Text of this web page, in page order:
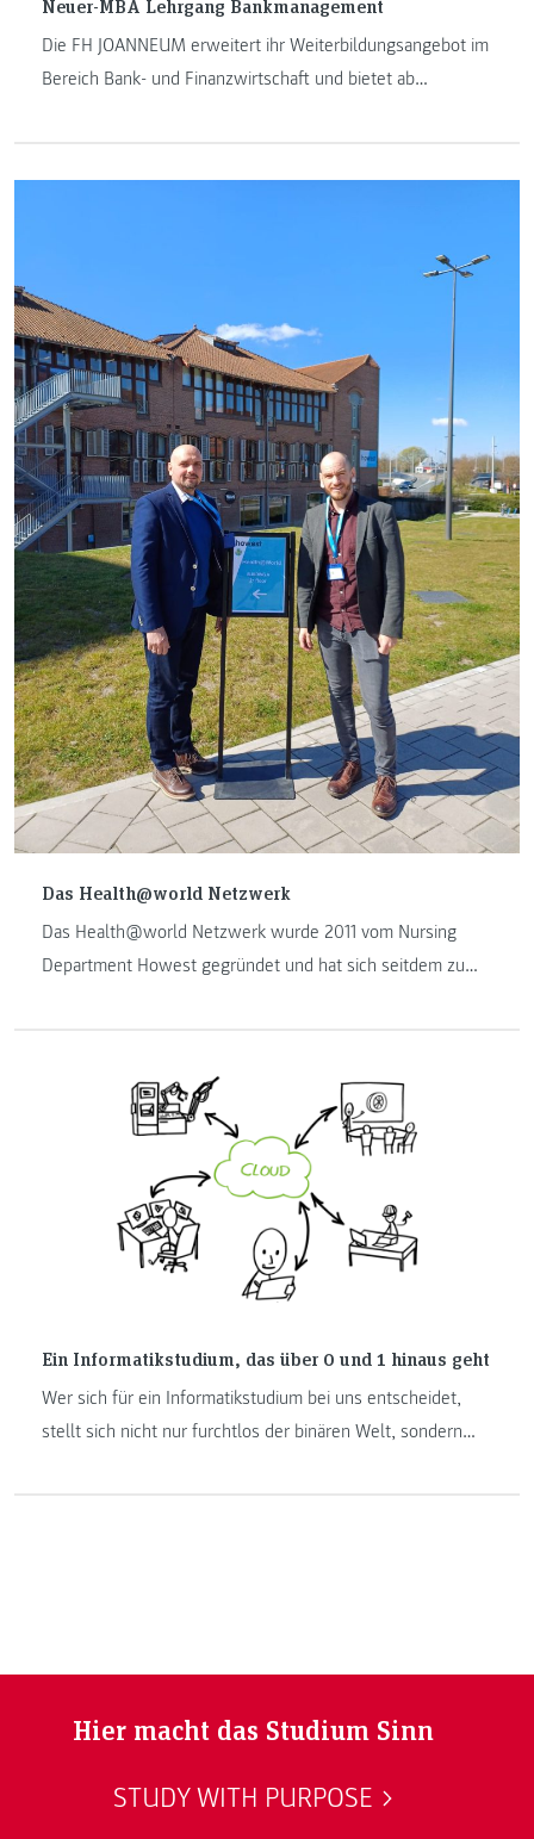
Neuer-MBA Lehrgang Bankmanagement
Die FH JOANNEUM erweitert ihr Weiterbildungsangebot im
Bereich Bank- und Finanzwirtschaft und bietet ab
sich an erfahrene Fach- und Führungskräfte der
Das Health@world Netzwerk
Das Health@world Netzwerk wurde 2011 vom Nursing
Department Howest gegründet und hat sich seitdem zu
Netzwerk jedes Jahr weiter. Die FH-JOANNEUM blickt auf
eine langjährige Kooperation mit aktiven Beiträgen zurück.
In der fünfzehnten Ausgabe, vom 01.04-04.4.25 durften
die Lehrenden Thomas Findling und Markus Lang mit
folgenden Beiträgen das Programm mitgestalten.
Ein Informatikstudium, das über 0 und 1 hinaus geht
Wer sich für ein Informatikstudium bei uns entscheidet,
stellt sich nicht nur furchtlos der binären Welt, sondern
Hier macht das Studium Sinn
STUDY WITH PURPOSE